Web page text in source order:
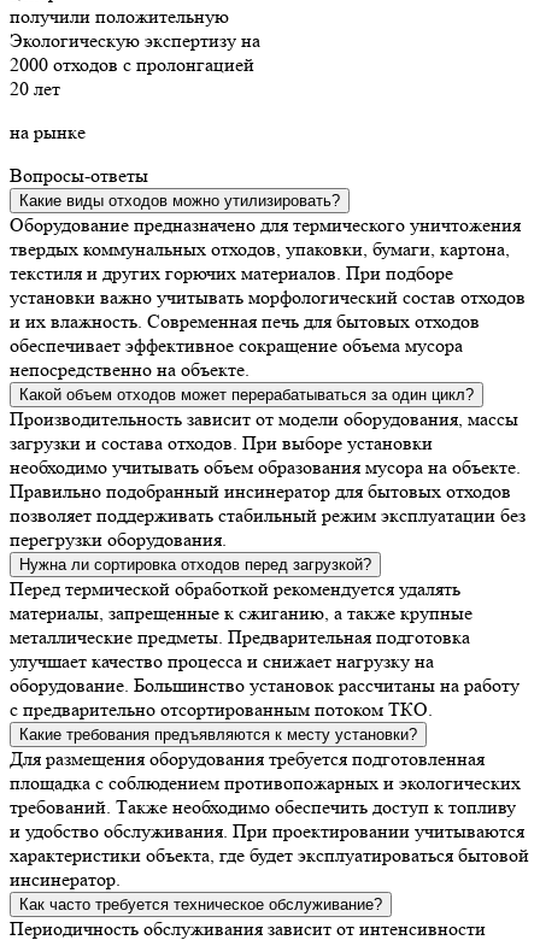
получили положительную
Экологическую экспертизу на
2000 отходов с пролонгацией
20 лет
на рынке
Вопросы-ответы
Какие виды отходов можно утилизировать?
Оборудование предназначено для термического уничтожения
твердых коммунальных отходов, упаковки, бумаги, картона,
текстиля и других горючих материалов. При подборе
установки важно учитывать морфологический состав отходов
и их влажность. Современная печь для бытовых отходов
обеспечивает эффективное сокращение объема мусора
непосредственно на объекте.
Какой объем отходов может перерабатываться за один цикл?
Производительность зависит от модели оборудования, массы
загрузки и состава отходов. При выборе установки
необходимо учитывать объем образования мусора на объекте.
Правильно подобранный инсинератор для бытовых отходов
позволяет поддерживать стабильный режим эксплуатации без
перегрузки оборудования.
Нужна ли сортировка отходов перед загрузкой?
Перед термической обработкой рекомендуется удалять
материалы, запрещенные к сжиганию, а также крупные
металлические предметы. Предварительная подготовка
улучшает качество процесса и снижает нагрузку на
оборудование. Большинство установок рассчитаны на работу
с предварительно отсортированным потоком ТКО.
Какие требования предъявляются к месту установки?
Для размещения оборудования требуется подготовленная
площадка с соблюдением противопожарных и экологических
требований. Также необходимо обеспечить доступ к топливу
и удобство обслуживания. При проектировании учитываются
характеристики объекта, где будет эксплуатироваться бытовой
инсинератор.
Как часто требуется техническое обслуживание?
Периодичность обслуживания зависит от интенсивности